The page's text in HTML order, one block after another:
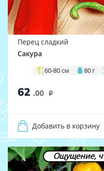
Перец сладкий
Сакура
60-80 см 80 г
62 .00 i
Добавить в корзину
Ощущение,